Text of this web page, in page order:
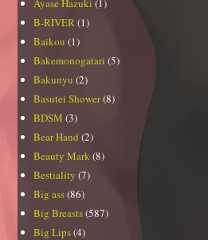
B-RIVER (1)
Baikou (1)
Bakemonogatari (5)
Bakunyu (2)
Basutei Shower(8)
BDSM (3)
Bear Hand (2)
Beauty Mark (8)
Bestiality (7)
Big ass(86)
Big Breasts(587)
Big Lips(4)